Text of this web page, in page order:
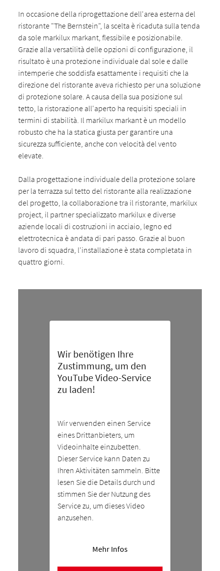
In occasione della riprogettazione dell'area esterna del
ristorante "The Bernstein", la scelta è ricaduta sulla tenda
da sole markilux markant, flessibile e posizionabile.
Grazie alla versatilità delle opzioni di configurazione, il
risultato è una protezione individuale dal sole e dalle
intemperie che soddisfa esattamente i requisiti che la
direzione del ristorante aveva richiesto per una soluzione
di protezione solare. A causa della sua posizione sul
tetto, la ristorazione all'aperto ha requisiti speciali in
termini di stabilità. Il markilux markant è un modello
robusto che ha la statica giusta per garantire una
sicurezza sufficiente, anche con velocità del vento
elevate.
Dalla progettazione individuale della protezione solare
per la terrazza sul tetto del ristorante alla realizzazione
del progetto, la collaborazione tra il ristorante, markilux
project, il partner specializzato markilux e diverse
aziende locali di costruzioni in acciaio, legno ed
elettrotecnica è andata di pari passo. Grazie al buon
lavoro di squadra, l'installazione è stata completata in
quattro giorni.
Wir benötigen Ihre
Zustimmung, um den
YouTube Video-Service
zu laden!
Wir verwenden einen Service
eines Drittanbieters, um
Videoinhalte einzubetten.
Dieser Service kann Daten zu
Ihren Aktivitäten sammeln. Bitte
lesen Sie die Details durch und
stimmen Sie der Nutzung des
Service zu, um dieses Video
anzusehen.
Mehr Infos